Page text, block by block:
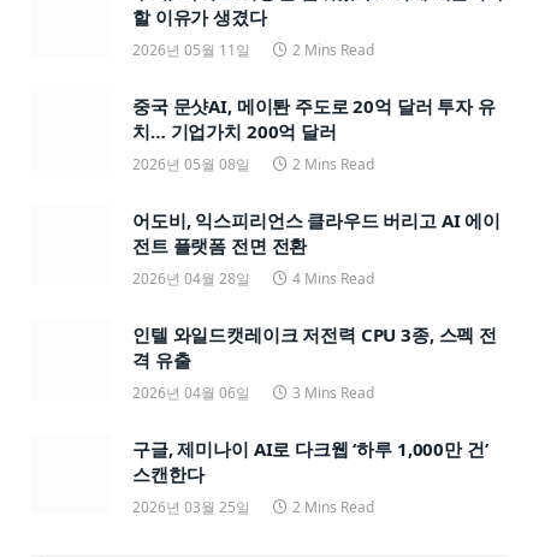
할 이유가 생겼다
2026년 05월 11일 2 Mins Read
중국 문샷AI, 메이퇀 주도로 20억 달러 투자 유
치… 기업가치 200억 달러
2026년 05월 08일 2 Mins Read
어도비, 익스피리언스 클라우드 버리고 AI 에이
전트 플랫폼 전면 전환
2026년 04월 28일 4 Mins Read
인텔 와일드캣레이크 저전력 CPU 3종, 스펙 전
격 유출
2026년 04월 06일 3 Mins Read
구글, 제미나이 AI로 다크웹 ‘하루 1,000만 건’
스캔한다
2026년 03월 25일 2 Mins Read